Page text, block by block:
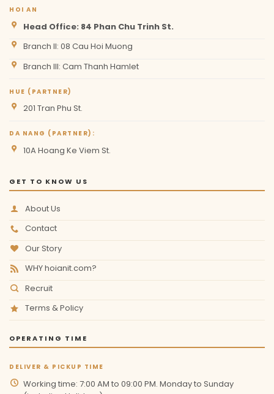
HOI AN
Head Office: 84 Phan Chu Trinh St.
Branch II: 08 Cau Hoi Muong
Branch III: Cam Thanh Hamlet
HUE (PARTNER)
201 Tran Phu St.
DA NANG (PARTNER):
10A Hoang Ke Viem St.
GET TO KNOW US
About Us
Contact
Our Story
WHY hoianit.com?
Recruit
Terms & Policy
OPERATING TIME
DELIVER & PICKUP TIME
Working time: 7:00 AM to 09:00 PM. Monday to Sunday